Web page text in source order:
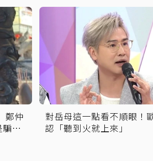
鄭仲
人
對岳母這一點看不順眼！
認「聽到火就上來」